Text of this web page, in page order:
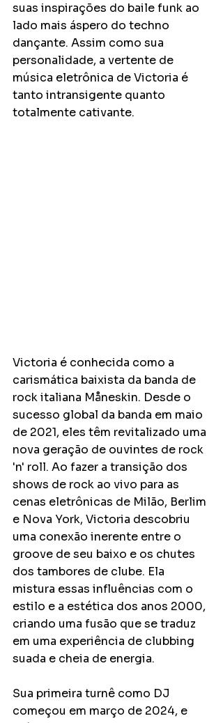
suas inspirações do baile funk ao
lado mais áspero do techno
dançante. Assim como sua
personalidade, a vertente de
música eletrônica de Victoria é
tanto intransigente quanto
totalmente cativante.
Victoria é conhecida como a
carismática baixista da banda de
rock italiana Måneskin. Desde o
sucesso global da banda em maio
de 2021, eles têm revitalizado uma
nova geração de ouvintes de rock
'n' roll. Ao fazer a transição dos
shows de rock ao vivo para as
cenas eletrônicas de Milão, Berlim
e Nova York, Victoria descobriu
uma conexão inerente entre o
groove de seu baixo e os chutes
dos tambores de clube. Ela
mistura essas influências com o
estilo e a estética dos anos 2000,
criando uma fusão que se traduz
em uma experiência de clubbing
suada e cheia de energia.
Sua primeira turnê como DJ
começou em março de 2024, e